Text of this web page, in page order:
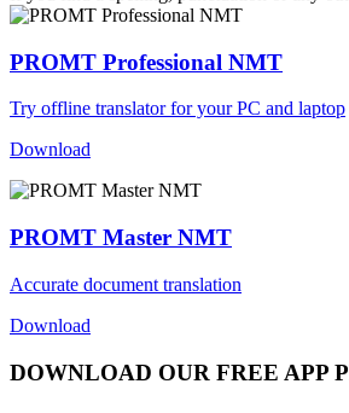
PROMT Professional NMT
Try offline translator for your PC and laptop
Download
PROMT Master NMT
Accurate document translation
Download
DOWNLOAD OUR FREE APP